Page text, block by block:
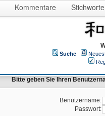
Kommentare Stichworte
Suche
Bitte geben Sie Ihren
Benutzername:
Passwort: